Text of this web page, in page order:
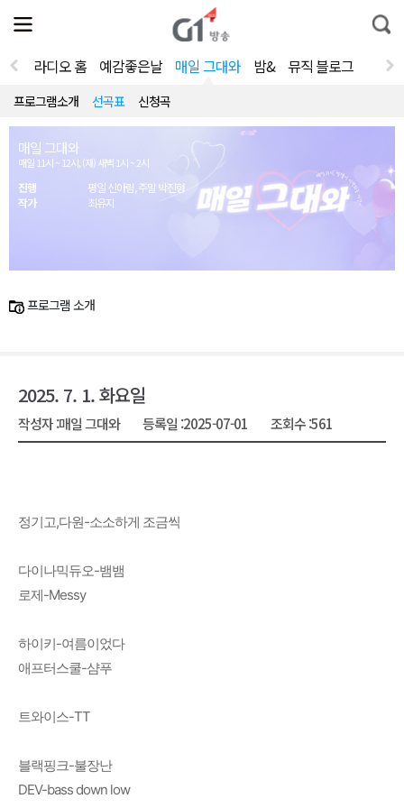
전
체
뉴
열
통
합
라디오 홈 예감좋은날 매일 그대와 밤& 뮤직 블로그
프로그램소개 선곡표 신청곡
매일 그대와
매일 11시 ~ 12시, (재) 새벽 1시 ~ 2시
진행
평일 신아림, 주말 박진형
작가
최유지
프로그램 소개
2025. 7. 1. 화요일
작성자 :매일 그대와 등록일 :2025-07-01 조회수 :561
정기고,다원-소소하게 조금씩
다이나믹듀오-뱀뱀
로제-Messy
하이키-여름이었다
애프터스쿨-샴푸
트와이스-TT
블랙핑크-불장난
DEV-bass down low